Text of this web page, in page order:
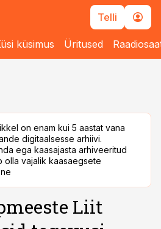
Telli
küsimus Üritused
on enam kui 5 aastat vana
digitaalsesse arhiivi.
ega kaasajasta arhiveeritud
olla vajalik kaasaegsete
Liit